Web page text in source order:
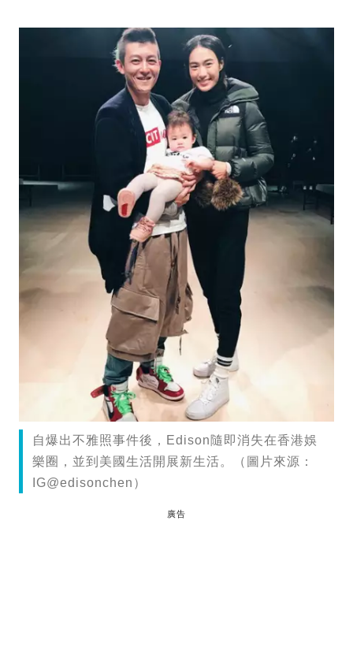
自爆出不雅照事件後，Edison隨即消失在香港娛
樂圈，並到美國生活開展新生活。（圖片來源：
IG@edisonchen）
廣告